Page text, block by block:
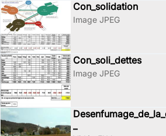
Con_solidation
Image JPEG
Con_soli_dettes
Image JPEG
_